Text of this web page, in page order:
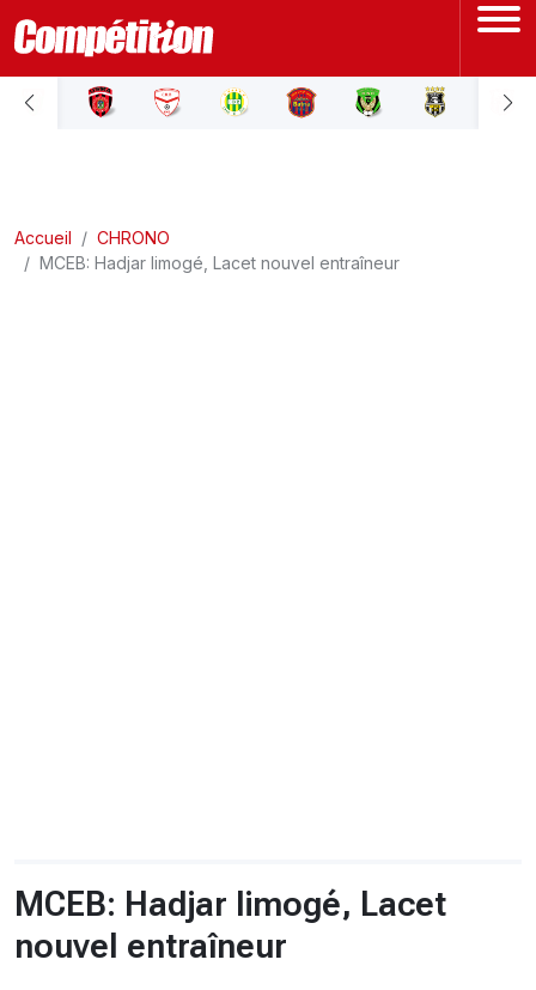
ACCUEIL
LIGUE 2
Accueil
CHRONO
MCEB: Hadjar limogé, Lacet nouvel entraîneur
MCEB: Hadjar limogé, Lacet
nouvel entraîneur